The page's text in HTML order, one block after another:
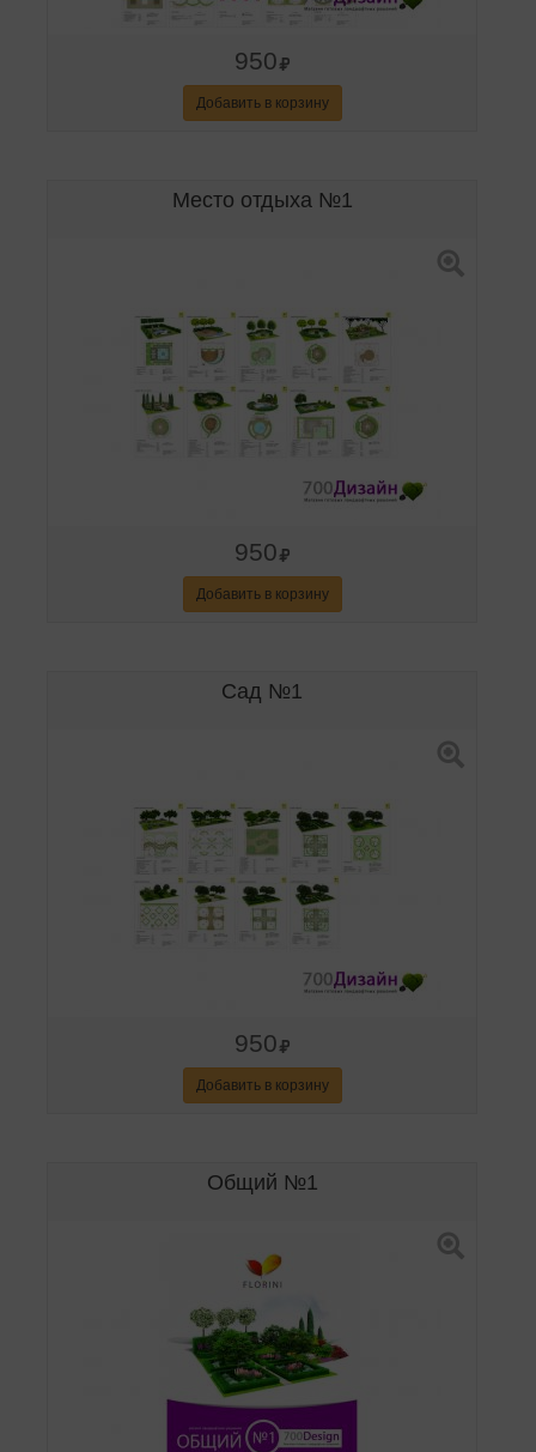
950
Добавить в корзину
Место отдыха №1
950
Добавить в корзину
Сад №1
950
Добавить в корзину
Общий №1